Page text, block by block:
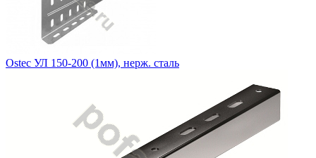
Ostec УЛ 150-200 (1мм), нерж. сталь